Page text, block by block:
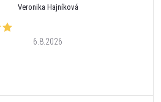
Veronika Hajníková
6.8.2026